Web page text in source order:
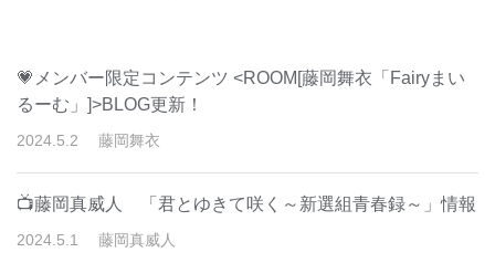
💗メンバー限定コンテンツ <ROOM[藤岡舞衣「Fairyまい
るーむ」]>BLOG更新！
2024 5 2 藤岡舞衣
📺藤岡真威人 「君とゆきて咲く～新選組青春録～」情報
2024 5 1 藤岡真威人